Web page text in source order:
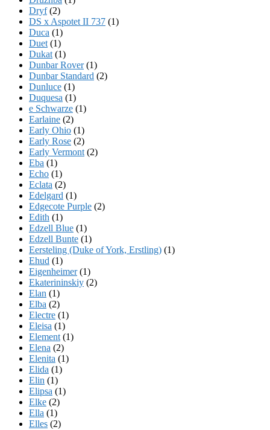
Dryf(2)
DS x Aspotet II 737 (1)
Duca (1)
Duet (1)
Dukat (1)
Dunbar Rover(1)
Dunbar Standard (2)
Dunluce (1)
Duquesa (1)
e Schwarze (1)
Earlaine (2)
Early Ohio (1)
Early Rose (2)
Early Vermont (2)
Eba (1)
Echo (1)
Eclata (2)
Edelgard (1)
Edgecote Purple (2)
Edith (1)
Edzell Blue (1)
Edzell Bunte (1)
Eersteling (Duke of York, Erstling) (1)
Ehud (1)
Eigenheimer(1)
Ekaterininskiy (2)
Elan (1)
Elba (2)
Electre (1)
Eleisa (1)
Element (1)
Elena (2)
Elenita (1)
Elida (1)
Elin (1)
Elipsa (1)
Elke (2)
Ella (1)
Elles (2)